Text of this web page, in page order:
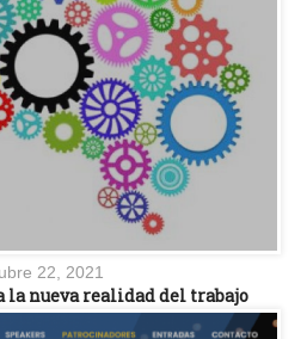
22, 2021
la nueva realidad del trabajo